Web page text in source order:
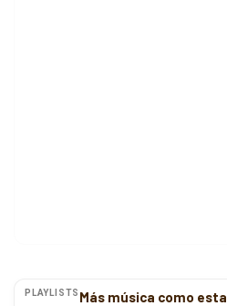
PLAYLISTS Más música como esta